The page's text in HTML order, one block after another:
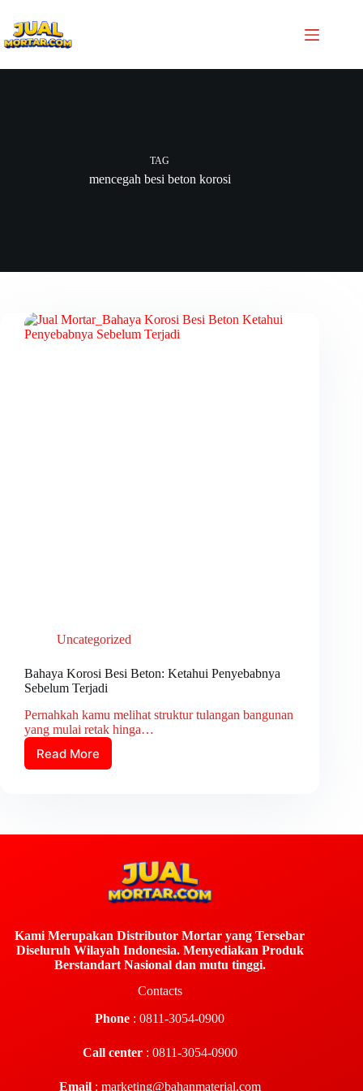
TAG
mencegah besi beton korosi
Uncategorized
Bahaya Korosi Besi Beton: Ketahui Penyebabnya
Sebelum Terjadi
Pernahkah kamu melihat struktur tulangan bangunan
yang mulai retak hinga…
Read More
Kami Merupakan Distributor Mortar yang Tersebar
Diseluruh Wilayah Indonesia. Menyediakan Produk
Berstandart Nasional dan mutu tinggi.
Contacts
Phone : 0811-3054-0900
Call center : 0811-3054-0900
Email: marketing@bahanmaterial.com